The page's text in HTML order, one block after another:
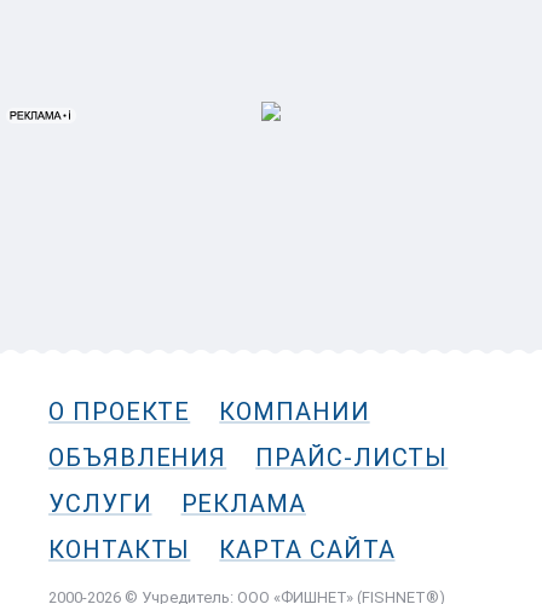
О ПРОЕКТЕ
КОМПАНИИ
ОБЪЯВЛЕНИЯ
ПРАЙС-ЛИСТЫ
УСЛУГИ
РЕКЛАМА
КОНТАКТЫ
КАРТА САЙТА
2000-2026 © Учредитель: ООО «ФИШНЕТ» (FISHNET®)